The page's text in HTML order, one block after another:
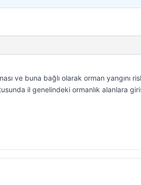
ve buna bağlı olarak orman yangını
il genelindeki ormanlık alanlara